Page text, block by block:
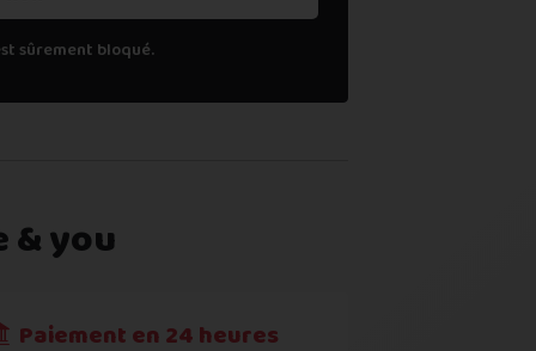
sûrement bloqué.
(
voir comment
& you
Paiement en 24 heures